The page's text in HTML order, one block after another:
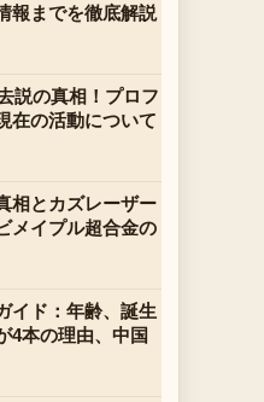
報までを徹底解説
説の真相！プロフ
在の活動について
相とカズレーザー
メイプル超合金の
イド：年齢、誕生
4本の理由、中国